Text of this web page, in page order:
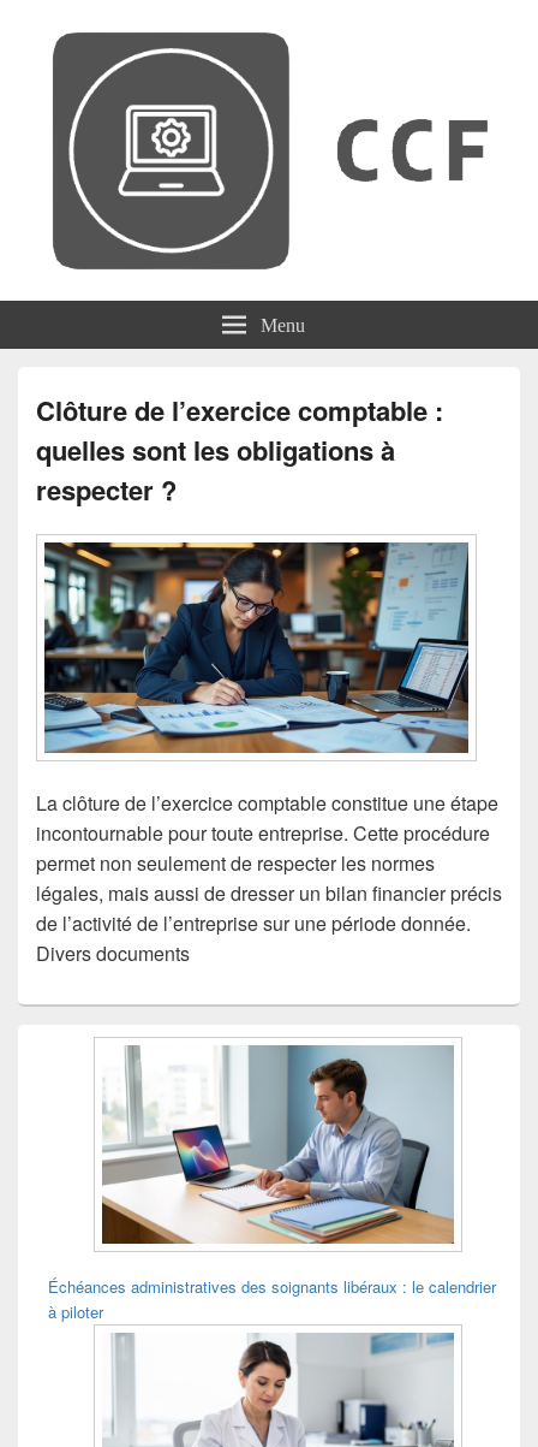
CCF Menu
Clôture de l’exercice comptable :
quelles sont les obligations à
respecter ?
La clôture de l’exercice comptable constitue une étape
incontournable pour toute entreprise. Cette procédure
permet non seulement de respecter les normes
légales, mais aussi de dresser un bilan financier précis
de l’activité de l’entreprise sur une période donnée.
Divers documents
Échéances administratives des soignants libéraux : le calendrier
à piloter